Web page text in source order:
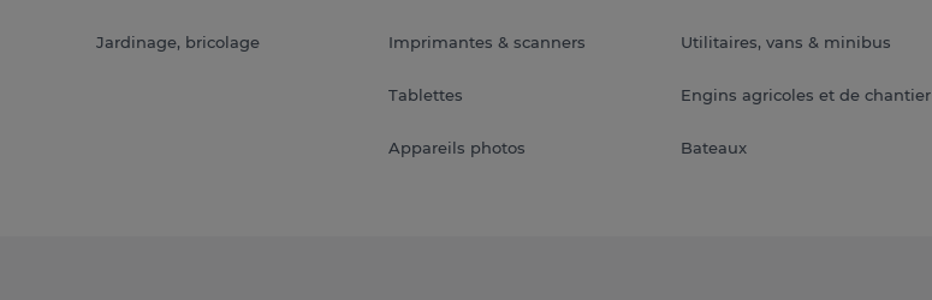
Jardinage, bricolage Imprimantes & scanners
Tablettes
Appareils photos
Utilitaires, vans & minibus
Engins agricoles et de chantier
Bateaux